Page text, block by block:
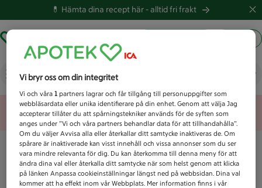
💊 Hämta dina recept här -alltid fri frakt
Vad letar du efter idag?
Unknown error
Vi bryr oss om din integritet
Vi och våra1 partners lagrar och får tillgång till personuppgifter som
webbläsardata eller unika identifierare på din enhet. Genom att välja Jag
accepterar tillåter du att spårningstekniker används för de syften som
anges under ”Vi och våra partners behandlar data för att tillhandahålla”.
Om du väljer Avvisa alla eller återkallar ditt samtycke inaktiveras de. Om
spårare är inaktiverade kan visst innehåll och vissa annonser som du ser
vara mindre relevanta för dig. Du kan återkomma till denna meny för att
ändra dina val eller återkalla ditt samtycke när som helst genom att klicka
på länken Anpassa cookieinställningar längst ned på webbsidan. Dina val
kommer att ha effekt inom vår Webbplats. Mer information finns i vår